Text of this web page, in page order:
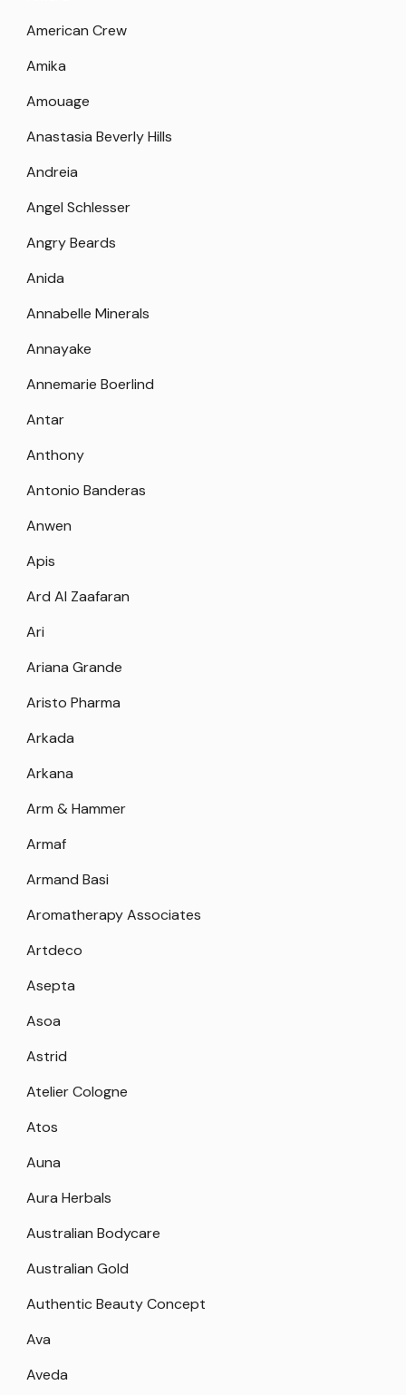
American Crew
Amika
Amouage
Anastasia Beverly Hills
Andreia
Angel Schlesser
Angry Beards
Anida
Annabelle Minerals
Annayake
Annemarie Boerlind
Antar
Anthony
Antonio Banderas
Anwen
Apis
Ard Al Zaafaran
Ari
Ariana Grande
Aristo Pharma
Arkada
Arkana
Arm & Hammer
Armaf
Armand Basi
Aromatherapy Associates
Artdeco
Asepta
Asoa
Astrid
Atelier Cologne
Atos
Auna
Aura Herbals
Australian Bodycare
Australian Gold
Authentic Beauty Concept
Ava
Aveda